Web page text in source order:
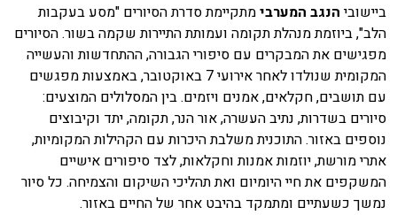
ביישובי הנגב המערבימתקיימת סדרת הסיורים "מסע בעקבות
הלב", ביוזמת מנהלת תקומה ועמותת התיירות שקמה בשור. הסיורים
מפגישים את המבקרים עם סיפורי הגבורה, ההתחדשות והעשייה
המקומית שנולדו לאחר אירועי 7 באוקטובר, באמצעות מפגשים
עם תושבים, חקלאים, אמנים ויזמים. בין המסלולים המוצעים:
סיורים בשדרות, נתיב העשרה, אור הנר, תקומה, יתד וקיבוצים
נוספים באזור. התוכנית משלבת היכרות עם הקהילות המקומיות,
אתרי מורשת, יוזמות אמנות וחקלאות, לצד סיפורים אישיים
המשקפים את חיי היומיום ואת תהליכי השיקום והצמיחה. כל סיור
נמשך כשעתיים ומתמקד בהיבט אחר של החיים באזור.